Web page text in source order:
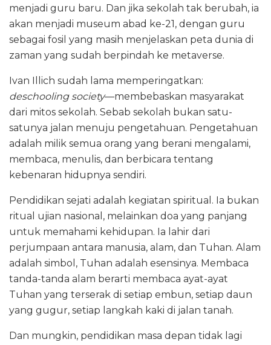
menjadi guru baru. Dan jika sekolah tak berubah, ia
akan menjadi museum abad ke-21, dengan guru
sebagai fosil yang masih menjelaskan peta dunia di
zaman yang sudah berpindah ke metaverse.
Ivan Illich sudah lama memperingatkan:
deschooling society—membebaskan masyarakat
dari mitos sekolah. Sebab sekolah bukan satu-
satunya jalan menuju pengetahuan. Pengetahuan
adalah milik semua orang yang berani mengalami,
membaca, menulis, dan berbicara tentang
kebenaran hidupnya sendiri.
Pendidikan sejati adalah kegiatan spiritual. Ia bukan
ritual ujian nasional, melainkan doa yang panjang
untuk memahami kehidupan. Ia lahir dari
perjumpaan antara manusia, alam, dan Tuhan. Alam
adalah simbol, Tuhan adalah esensinya. Membaca
tanda-tanda alam berarti membaca ayat-ayat
Tuhan yang terserak di setiap embun, setiap daun
yang gugur, setiap langkah kaki di jalan tanah.
Dan mungkin, pendidikan masa depan tidak lagi